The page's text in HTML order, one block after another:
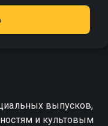
выпусков,
и культовым